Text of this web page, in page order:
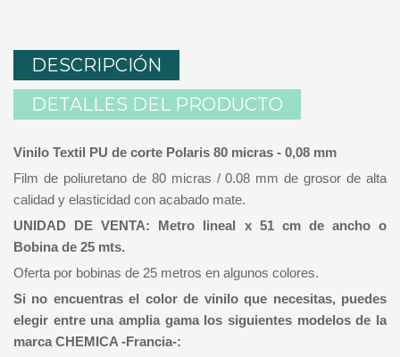
DESCRIPCIÓN
DETALLES DEL PRODUCTO
Vinilo Textil PU de corte Polaris 80 micras - 0,08 mm
Film de poliuretano de 80 micras / 0.08 mm de grosor de alta
calidad y elasticidad con acabado mate.
UNIDAD DE VENTA: Metro lineal x 51 cm de ancho o
Bobina de 25 mts.
Oferta por bobinas de 25 metros en algunos colores.
Si no encuentras el color de vinilo que necesitas, puedes
elegir entre una amplia gama los siguientes modelos de la
marca CHEMICA -Francia-: